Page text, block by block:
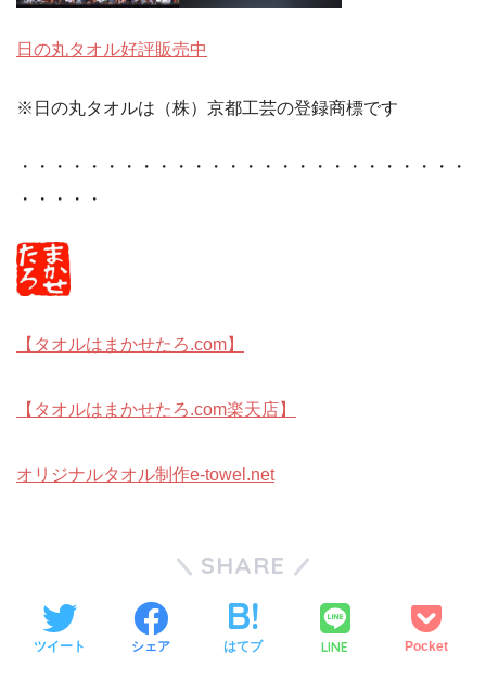
日の丸タオル好評販売中
※日の丸タオルは（株）京都工芸の登録商標です
・・・・・・・・・・・・・・・・・・・・・・・・・・
・・・・・
【タオルはまかせたろ.com】
【タオルはまかせたろ.com楽天店】
オリジナルタオル制作e-towel.net
SHARE
ツイート シェア はてブ LINE Pocket